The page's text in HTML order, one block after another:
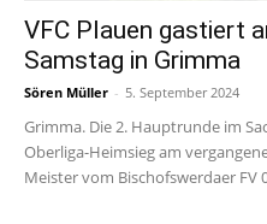
VFC Plauen gastiert
Samstag in Grimma
Sören Müller - 5. September 2024
Grimma. Die 2. Hauptrunde im
Oberliga-Heimsieg am
Meister vom Bischofswerdaer FV